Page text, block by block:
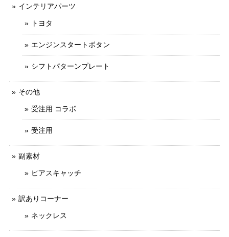
インテリアパーツ
トヨタ
エンジンスタートボタン
シフトパターンプレート
その他
受注用 コラボ
受注用
副素材
ピアスキャッチ
訳ありコーナー
ネックレス